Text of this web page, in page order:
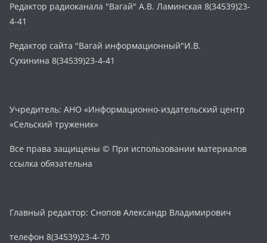
Редактор радиоканала "Вагай" А.В. Ламинская 8(34539)23-
4-41
Редактор сайта "Вагай информационный"И.В.
Сухинина 8(34539)23-4-41
Учредитель: АНО «Информационно-издательский центр
«Сельский труженик»
Все права защищены © При использовании материалов
ссылка обязательна
Главный редактор: Снопов Александр Владимирович
телефон 8(34539)23-4-70